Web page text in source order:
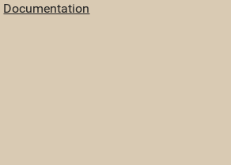
Documentation